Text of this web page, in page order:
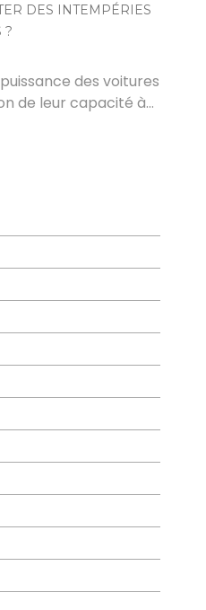
DES INTEMPÉRIES
?
des voitures
de leur capacité à…